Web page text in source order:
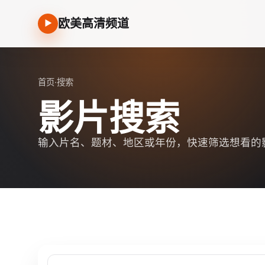
▶ 欧美高清频道
首页·搜索
影片搜索
输入片名、题材、地区或年份，快速筛选想看的